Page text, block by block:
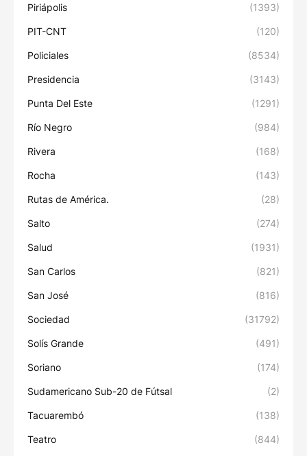
Piriápolis (1393)
PIT-CNT (120)
Policiales (8534)
Presidencia (3143)
Punta Del Este (1291)
Río Negro (984)
Rivera (168)
Rocha (143)
Rutas de América. (28)
Salto (274)
Salud (1931)
San Carlos (821)
San José (816)
Sociedad (31792)
Solís Grande (491)
Soriano (174)
Sudamericano Sub-20 de Fútsal (2)
Tacuarembó (138)
Teatro (844)